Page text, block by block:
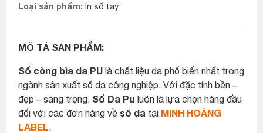
Loại sản phẩm: In sổ tay
MÔ TẢ SẢN PHẨM:
Sổ còng bìa da PU là chất liệu da phổ biến nhất trong
ngành sản xuất sổ da công nghiệp. Với đặc tính bền –
đẹp – sang trọng, Sổ Da Pu luôn là lựa chọn hàng đầu
đối với các đơn hàng về sổ da tại MINH HOÀNG
LABEL.